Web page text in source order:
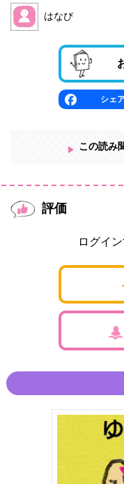
はなび
シェ
この読み
評価
ログイ